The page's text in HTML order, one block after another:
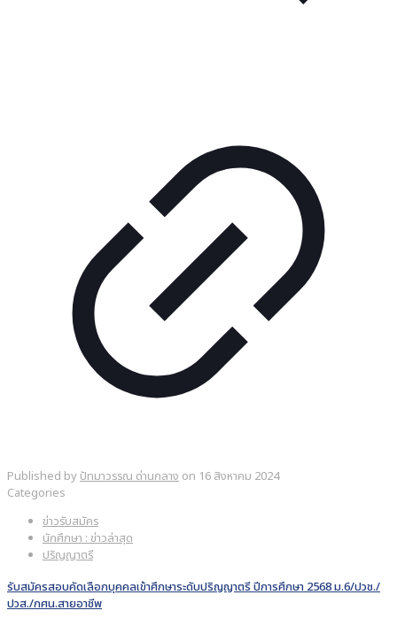
Published by ปัทมาวรรณ ด่านกลาง on 16 สิงหาคม 2024
Categories
ข่าวรับสมัคร
นักศึกษา : ข่าวล่าสุด
ปริญญาตรี
รับสมัครสอบคัดเลือกบุคคลเข้าศึกษาระดับปริญญาตรี ปีการศึกษา 2568 ม.6/ปวช./
ปวส./กศน.สายอาชีพ